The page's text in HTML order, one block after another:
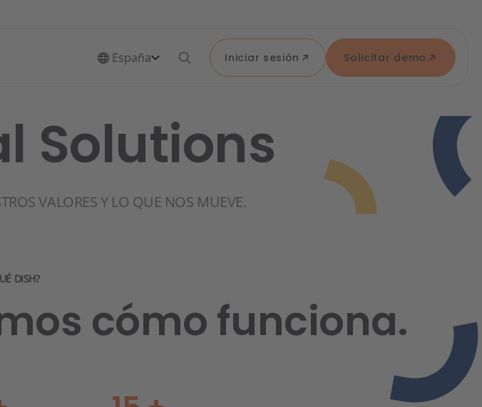
España Solicitar demo
Iniciar sesión
Solutions
VALORES Y LO QUE NOS MUEVE.
DISH?
cómo funciona.